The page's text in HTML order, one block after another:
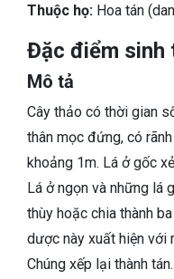
Thuộc họ: Hoa tán
Đặc điểm sinh
Mô tả
Cây thảo có thời gian
thân mọc đứng, có
khoảng 1m. Lá ở gốc
Lá ở ngọn và những lá
thùy hoặc chia thành
dược này xuất hiện với
Chúng xếp lại thành